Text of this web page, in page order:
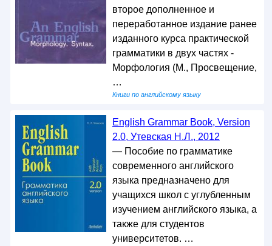
второе дополненное и
переработанное издание ранее
изданного курса практической
грамматики в двух частях -
Морфология (М., Просвещение,
…
Книги по английскому языку
English Grammar Book, Version
2.0, Утевская Н.Л., 2012
— Пособие по грамматике
современного английского
языка предназначено для
учащихся школ с углубленным
изучением английского языка, а
также для студентов
университетов. …